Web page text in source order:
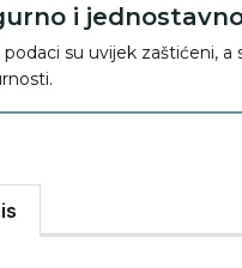
i
podaci su uvijek zaštićeni,